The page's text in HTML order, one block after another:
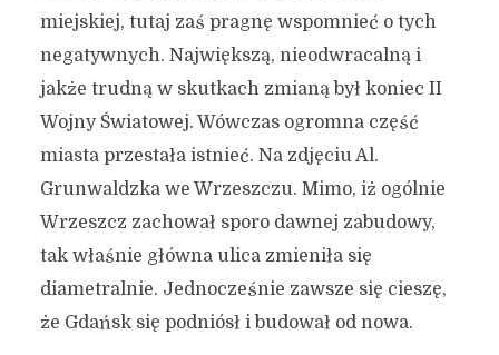
miejskiej, tutaj zaś pragnę wspomnieć o tych
negatywnych. Największą, nieodwracalną i
jakże trudną w skutkach zmianą był koniec II
Wojny Światowej. Wówczas ogromna część
miasta przestała istnieć. Na zdjęciu Al.
Grunwaldzka we Wrzeszczu. Mimo, iż ogólnie
Wrzeszcz zachował sporo dawnej zabudowy,
tak właśnie główna ulica zmieniła się
diametralnie. Jednocześnie zawsze się cieszę,
że Gdańsk się podniósł i budował od nowa.